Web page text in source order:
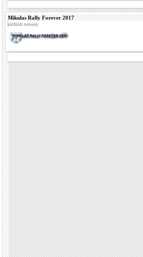
Mikulas Rally Forever 2017
külföldi verseny